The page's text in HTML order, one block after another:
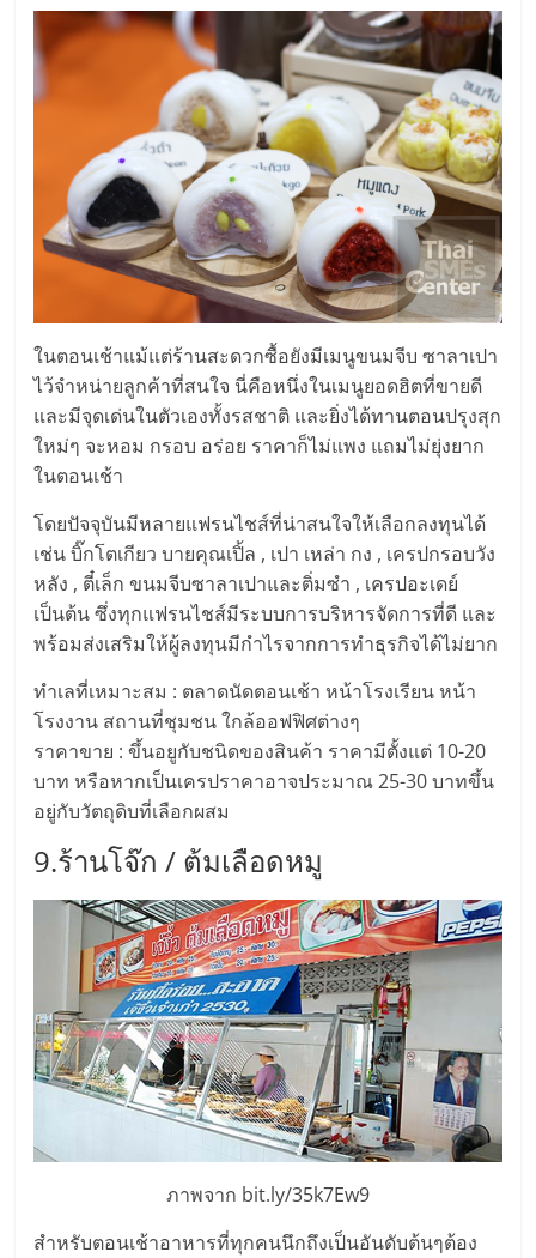
ในตอนเช้าแม้แต่ร้านสะดวกซื้อยังมีเมนูขนมจีบ ซาลาเปา
ไว้จำหน่ายลูกค้าที่สนใจ นี่คือหนึ่งในเมนูยอดฮิตที่ขายดี
และมีจุดเด่นในตัวเองทั้งรสชาติ และยิ่งได้ทานตอนปรุงสุก
ใหม่ๆ จะหอม กรอบ อร่อย ราคาก็ไม่แพง แถมไม่ยุ่งยาก
ในตอนเช้า
โดยปัจจุบันมีหลายแฟรนไชส์ที่น่าสนใจให้เลือกลงทุนได้
เช่น บิ๊กโตเกียว บายคุณเปิ้ล , เปา เหล่า กง , เครปกรอบวัง
หลัง , ตี๋เล็ก ขนมจีบซาลาเปาและติ่มซำ , เครปอะเดย์
เป็นต้น ซึ่งทุกแฟรนไชส์มีระบบการบริหารจัดการที่ดี และ
พร้อมส่งเสริมให้ผู้ลงทุนมีกำไรจากการทำธุรกิจได้ไม่ยาก
ทำเลที่เหมาะสม : ตลาดนัดตอนเช้า หน้าโรงเรียน หน้า
โรงงาน สถานที่ชุมชน ใกล้ออฟฟิศต่างๆ
ราคาขาย : ขึ้นอยูกับชนิดของสินค้า ราคามีตั้งแต่ 10-20
บาท หรือหากเป็นเครปราคาอาจประมาณ 25-30 บาทขึ้น
อยู่กับวัตถุดิบที่เลือกผสม
9.ร้านโจ๊ก / ต้มเลือดหมู
ภาพจาก bit.ly/35k7Ew9
สำหรับตอนเช้าอาหารที่ทุกคนนึกถึงเป็นอันดับต้นๆต้อง